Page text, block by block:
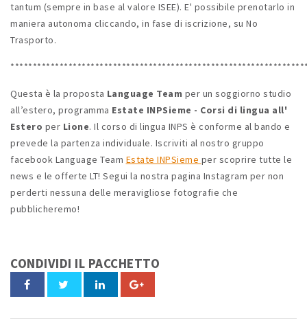
tantum (sempre in base al valore ISEE). E' possibile prenotarlo in
maniera autonoma cliccando, in fase di iscrizione, su No
Trasporto.
Questa è la proposta Language Team per un soggiorno studio
all’estero, programma Estate INPSieme - Corsi di lingua all'
Estero per Lione. Il corso di lingua INPS è conforme al bando e
prevede la partenza individuale. Iscriviti al nostro gruppo
facebook Language Team Estate INPSieme per scoprire tutte le
news e le offerte LT! Segui la nostra pagina Instagram per non
perderti nessuna delle meravigliose fotografie che
pubblicheremo!
CONDIVIDI IL PACCHETTO